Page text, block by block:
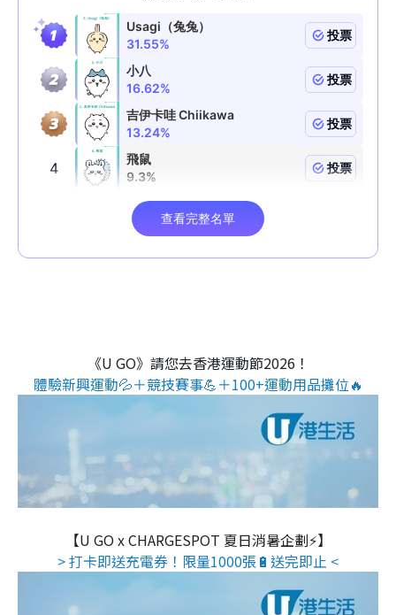
《U GO》請您去香港運動節2026！
體驗新興運動💦＋競技賽事💪＋100+運動用品攤位🔥
【U GO x CHARGESPOT 夏日消暑企劃⚡】
> 打卡即送充電券！限量1000張🔋送完即止 <